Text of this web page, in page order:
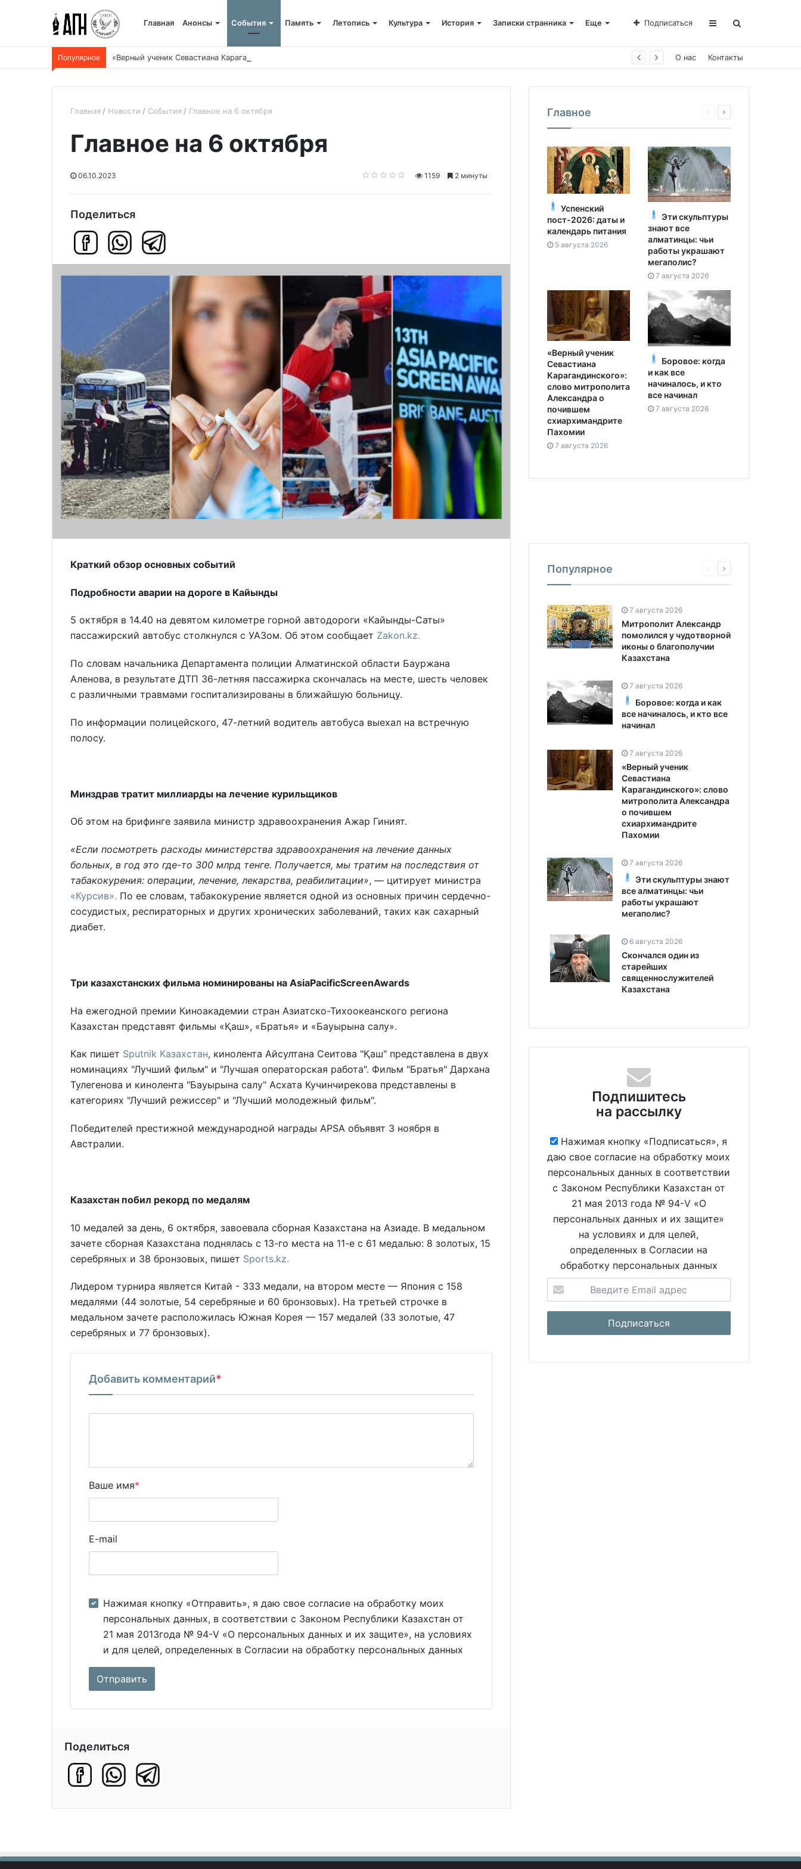
Главная Анонсы События Память Летопись Культура История Записки странника Еще Подписаться
Популярное «Верный ученик Севастиана Карагандинского»: слово митрополита Александра о почившем схиархимандрите Пахомии О нас Контакты
Главная Новости События Главное на 6 октября
Главное на 6 октября
06.10.2023 1159 2 минуты
Поделиться
Краткий обзор основных событий
Подробности аварии на дороге в Кайынды
5 октября в 14.40 на девятом километре горной автодороги «Кайынды-Саты»
пассажирский автобус столкнулся с УАЗом. Об этом сообщает Zakon.kz.
По словам начальника Департамента полиции Алматинской области Бауржана
Аленова, в результате ДТП 36-летняя пассажирка скончалась на месте, шесть человек
с различными травмами госпитализированы в ближайшую больницу.
По информации полицейского, 47-летний водитель автобуса выехал на встречную
полосу.
Минздрав тратит миллиарды на лечение курильщиков
Об этом на брифинге заявила министр здравоохранения Ажар Гиният.
«Если посмотреть расходы министерства здравоохранения на лечение данных
больных, в год это где-то 300 млрд тенге. Получается, мы тратим на последствия от
табакокурения: операции, лечение, лекарства, реабилитации», — цитирует министра
«Курсив». По ее словам, табакокурение является одной из основных причин сердечно-
сосудистых, респираторных и других хронических заболеваний, таких как сахарный
диабет.
Три казахстанских фильма номинированы на AsiaPacificScreenAwards
На ежегодной премии Киноакадемии стран Азиатско-Тихоокеанского региона
Казахстан представят фильмы «Қаш», «Братья» и «Бауырына салу».
Как пишет Sputnik Казахстан, кинолента Айсултана Сеитова "Қаш" представлена в двух
номинациях "Лучший фильм" и "Лучшая операторская работа". Фильм "Братья" Дархана
Тулегенова и кинолента "Бауырына салу" Асхата Кучинчирекова представлены в
категориях "Лучший режиссер" и "Лучший молодежный фильм".
Победителей престижной международной награды APSA объявят 3 ноября в
Австралии.
Казахстан побил рекорд по медалям
10 медалей за день, 6 октября, завоевала сборная Казахстана на Азиаде. В медальном
зачете сборная Казахстана поднялась с 13-го места на 11-е с 61 медалью: 8 золотых, 15
серебряных и 38 бронзовых, пишет Sports.kz.
Лидером турнира является Китай - 333 медали, на втором месте — Япония с 158
медалями (44 золотые, 54 серебряные и 60 бронзовых). На третьей строчке в
медальном зачете расположилась Южная Корея — 157 медалей (33 золотые, 47
серебряных и 77 бронзовых).
Добавить комментарий*
Ваше имя*
E-mail
Нажимая кнопку «Отправить», я даю свое согласие на обработку моих
персональных данных, в соответствии с Законом Республики Казахстан от
21 мая 2013года № 94-V «О персональных данных и их защите», на условиях
и для целей, определенных в Согласии на обработку персональных данных
Поделиться
Главное
Успенский
пост-2026: даты и
календарь питания
5 августа 2026
Эти скульптуры
знают все
алматинцы: чьи
работы украшают
мегаполис?
7 августа 2026
«Верный ученик
Севастиана
Карагандинского»:
слово митрополита
Александра о
почившем
схиархимандрите
Пахомии
7 августа 2026
Боровое: когда
и как все
начиналось, и кто
все начинал
7 августа 2026
Популярное
7 августа 2026
Митрополит Александр
помолился у чудотворной
иконы о благополучии
Казахстана
7 августа 2026
Боровое: когда и как
все начиналось, и кто все
начинал
7 августа 2026
«Верный ученик
Севастиана
Карагандинского»: слово
митрополита Александра
о почившем
схиархимандрите
Пахомии
7 августа 2026
Эти скульптуры знают
все алматинцы: чьи
работы украшают
мегаполис?
6 августа 2026
Скончался один из
старейших
священнослужителей
Казахстана
Подпишитесь
на рассылку
Нажимая кнопку «Подписаться», я
даю свое согласие на обработку моих
персональных данных в соответствии
с Законом Республики Казахстан от
21 мая 2013 года № 94-V «О
персональных данных и их защите»
на условиях и для целей,
определенных в Согласии на
обработку персональных данных